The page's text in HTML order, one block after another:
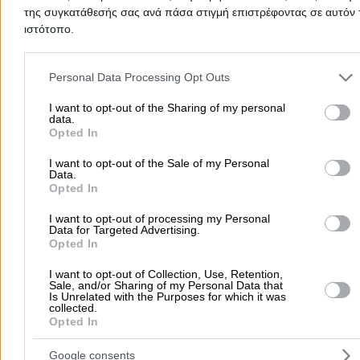
της συγκατάθεσής σας ανά πάσα στιγμή επιστρέφοντας σε αυτόν
ιστότοπο.
Please note that this website/app uses one or more Google
and may gather and store information including but not limited to
to Google and its third-party tags to use your data for below
purposes in below Google consent section.
Personal Data Processing Opt Outs
I want to opt-out of the Sharing of my personal
data.
Opted In
I want to opt-out of the Sale of my Personal
Data.
Opted In
I want to opt-out of processing my Personal
Data for Targeted Advertising.
Opted In
I want to opt-out of Collection, Use, Retention,
Sale, and/or Sharing of my Personal Data that
Is Unrelated with the Purposes for which it was
collected.
Opted In
Google consents
Στοιχεία αναζήτησης:Καλλωπισμός Περιποίηση
Κατοικίδιων Ζώων , Νέα Σμύρνη
ΦΡΟΥ ΦΡΟΥ ΚΑΙ ΑΡΩΜΑΤΑ
Κομμωτήριο Κατοικίδιων Ζώων
Καλλωπισμός - Περιποίηση Κατοικίδιων Ζώων
Ευξείνου Πόντου 103, Νέα Σμύρνη
Στοιχεία αναζήτησης:
Καλλωπισμός Περιποίηση
Κατοικίδιων Ζώων , Νέα Σμύρνη
WOOFS AND FLUFFS
Καλλωπισμός - Περιποίηση Κατοικίδιων Ζώων
Λούσιμο, κούρεμα, χτένισμα, αφαίρεση νεκρής τρίχας,
κόψιμο νυχιών, καθαρισμός αυτιών, κούρεμα φυλής.
Τηλέφωνο:
Στοιχεία αναζήτησης:
THE BARKING BARBER
Κομμωτήριο Μικρών Ζώων